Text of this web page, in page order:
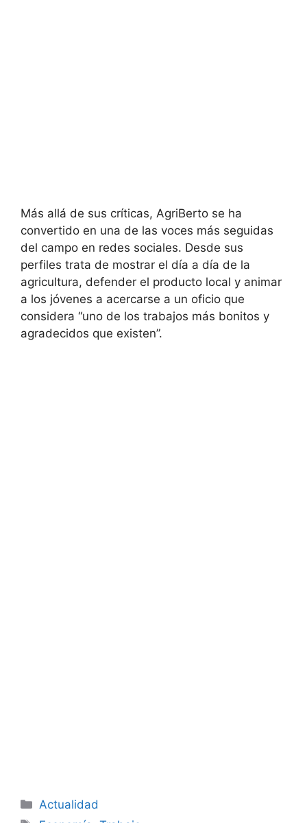
Más allá de sus críticas, AgriBerto se ha
convertido en una de las voces más seguidas
del campo en redes sociales. Desde sus
perfiles trata de mostrar el día a día de la
agricultura, defender el producto local y animar
a los jóvenes a acercarse a un oficio que
considera “uno de los trabajos más bonitos y
agradecidos que existen”.
Categorías
Actualidad